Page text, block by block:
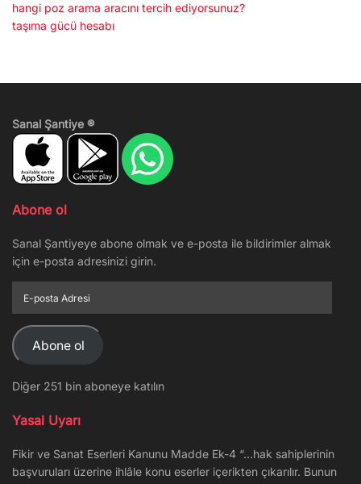
hangi poz arama aracını tercih ediyorsunuz?
taşıma gücü hesabı
Sanal Şantiye ®
Abone ol
Sanal Şantiyeye abone olmak ve e-posta ile bildirimler almak
için e-posta adresinizi girin.
posta
Adresi
Abone ol
Diğer 251 bin aboneye katılın
Yasal Uyarı
Fikir ve Sanat Eserleri Kanunu Madde Ek-4 “…hak sahiplerinin
başvuruları üzerine ihlâle konu eserler içerikten çıkarılır. Bunun